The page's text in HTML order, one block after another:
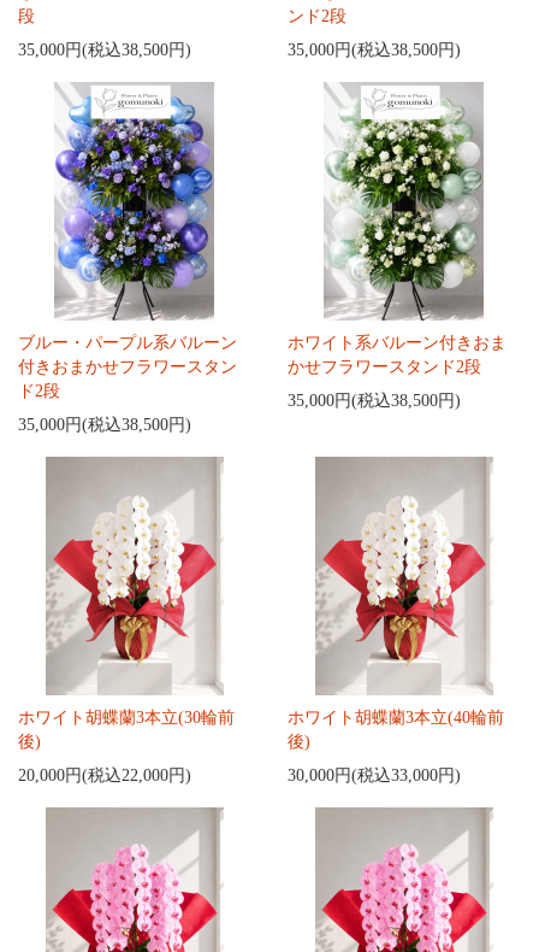
段
35,000円(税込38,500円)
ンド2段
35,000円(税込38,500円)
ブルー・パープル系バルーン
付きおまかせフラワースタン
ド2段
35,000円(税込38,500円)
ホワイト系バルーン付きおま
かせフラワースタンド2段
35,000円(税込38,500円)
ホワイト胡蝶蘭3本立(30輪前
後)
20,000円(税込22,000円)
ホワイト胡蝶蘭3本立(40輪前
後)
30,000円(税込33,000円)